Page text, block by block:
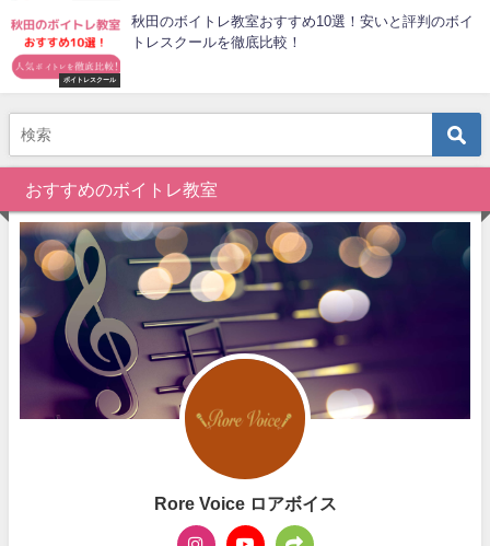
ボイトレスクール
秋田のボイトレ教室おすすめ10選！安いと評判のボイ
トレスクールを徹底比較！
おすすめのボイトレ教室
Rore Voice ロアボイス